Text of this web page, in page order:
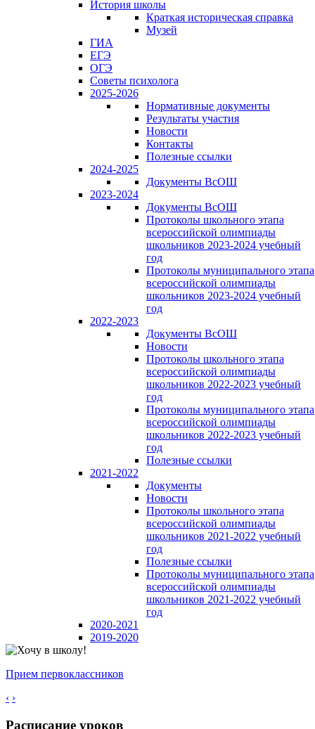
История школы
Краткая историческая справка
Музей
ГИА
ЕГЭ
ОГЭ
Советы психолога
2025-2026
Нормативные документы
Результаты участия
Новости
Контакты
Полезные ссылки
2024-2025
Документы ВсОШ
2023-2024
Документы ВсОШ
Протоколы школьного этапа
всероссийской олимпиады
школьников 2023-2024 учебный
год
Протоколы муниципального этапа
всероссийской олимпиады
школьников 2023-2024 учебный
год
2022-2023
Документы ВсОШ
Новости
Протоколы школьного этапа
всероссийской олимпиады
школьников 2022-2023 учебный
год
Протоколы муниципального этапа
всероссийской олимпиады
школьников 2022-2023 учебный
год
Полезные ссылки
2021-2022
Документы
Новости
Протоколы школьного этапа
всероссийской олимпиады
школьников 2021-2022 учебный
год
Полезные ссылки
Протоколы муниципального этапа
всероссийской олимпиады
школьников 2021-2022 учебный
год
2020-2021
2019-2020
Прием первоклассников
‹ ›
Расписание уроков